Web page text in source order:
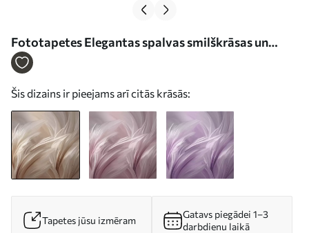
Fototapetes Elegantas spalvas smilškrāsas un
brūnos toņos Nr. w05658
Šis dizains ir pieejams arī citās krāsās:
Tapetes jūsu izmēram
Gatavs piegādei 1–3
darbdienu laikā